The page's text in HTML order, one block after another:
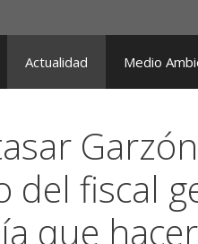
Actualidad Medio
del fiscal
que